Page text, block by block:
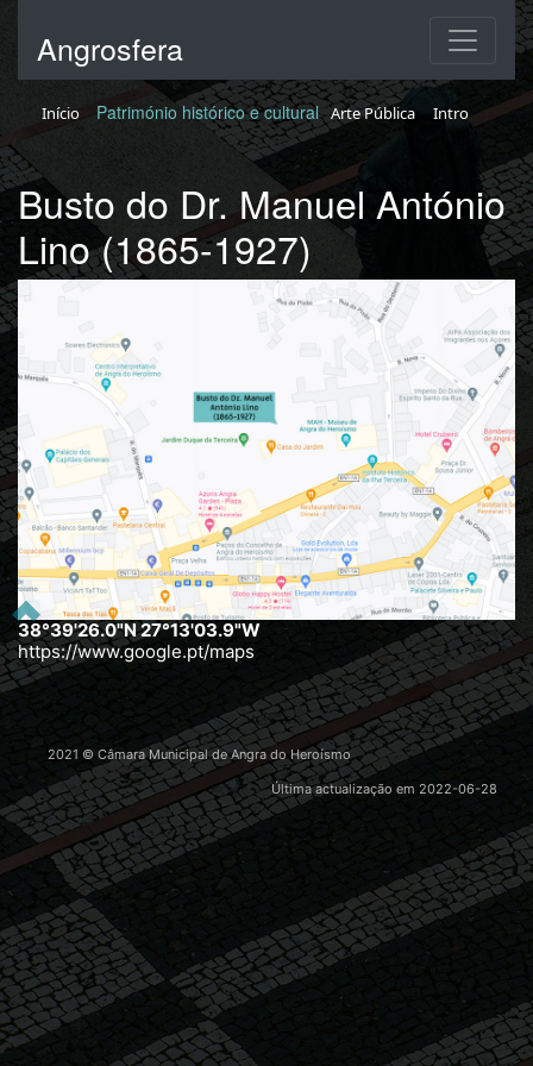
Angrosfera
Início Património histórico e cultural Arte Pública Intro
Busto do Dr. Manuel António
Lino (1865-1927)
38°39'26.0"N 27°13'03.9"W
https://www.google.pt/maps
2021 © Câmara Municipal de Angra do Heroísmo
Última actualização em 2022-06-28